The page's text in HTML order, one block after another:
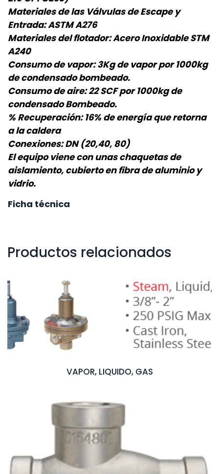
Materiales de las Válvulas de Escape y
Entrada: ASTM A276
Materiales del flotador: Acero Inoxidable STM
A240
Consumo de vapor: 3Kg de vapor por 1000kg
de condensado bombeado.
Consumo de aire: 22 SCF por 1000kg de
condensado Bombeado.
% Recuperación: 16% de energía que retorna
a la caldera
Conexiones: DN (20,40, 80)
El equipo viene con unas chaquetas de
aislamiento, cubierto en fibra de aluminio y
vidrio.
Ficha técnica
Productos relacionados
VAPOR, LIQUIDO, GAS